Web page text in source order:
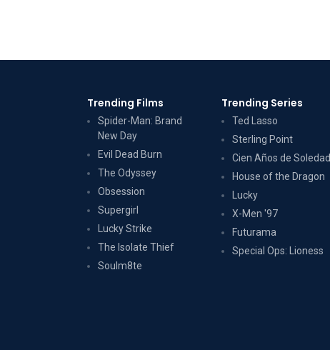
Trending Films
Spider-Man: Brand
New Day
Evil Dead Burn
The Odyssey
Obsession
Supergirl
Lucky Strike
The Isolate Thief
Soulm8te
Trending Series
Ted Lasso
Sterling Point
Cien Años de Soledad
House of the Dragon
Lucky
X-Men '97
Futurama
Special Ops: Lioness